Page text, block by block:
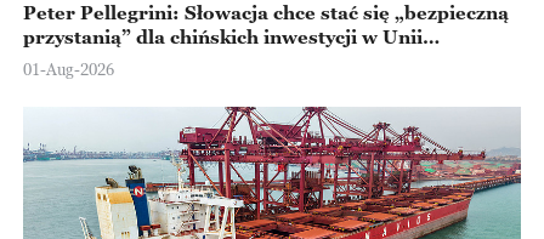
Peter Pellegrini: Słowacja chce stać się „bezpieczną
przystanią” dla chińskich inwestycji w Unii
Europejskiej
01-Aug-2026